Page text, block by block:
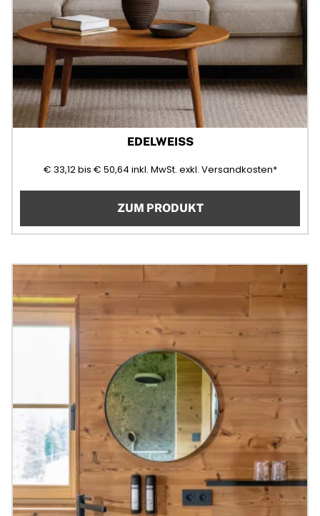
EDELWEISS
€ 33,1233,12
bis € 50,6450,64
inkl. MwSt.(Mehrwertsteuer)
exkl. Versandkosten*
ZUM PRODUKT